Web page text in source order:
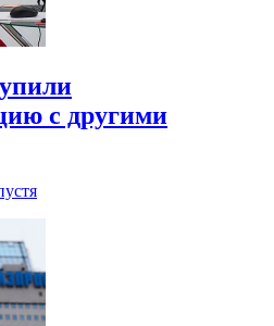
с другими